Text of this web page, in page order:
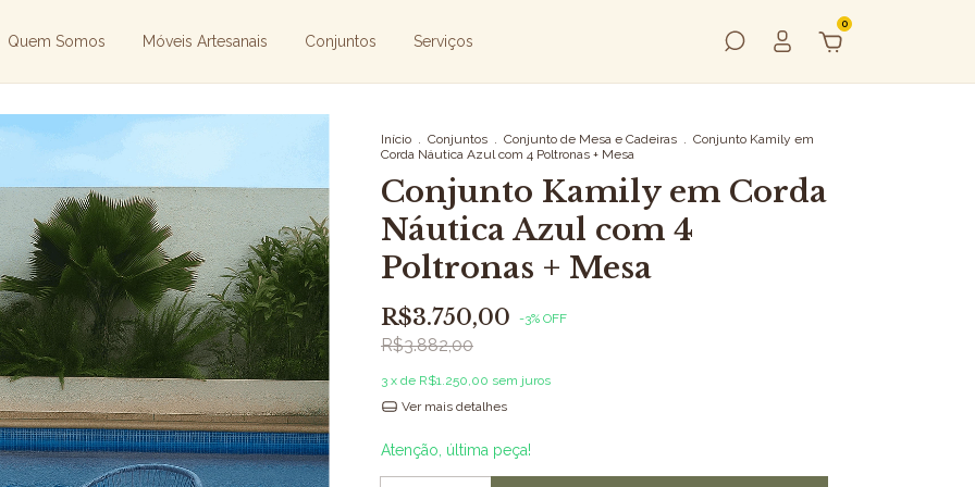
Quem Somos Móveis Artesanais Conjuntos Serviços
0
Início . Conjuntos . Conjunto de Mesa e Cadeiras . Conjunto Kamily em
Corda Náutica Azul com 4 Poltronas + Mesa
Conjunto Kamily em Corda
Náutica Azul com 4
Poltronas + Mesa
R$3.750,00 -3% OFF
R$3.882,00
3 x de R$1.250,00 sem juros
Ver mais detalhes
Atenção, última peça!